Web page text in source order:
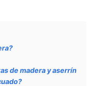
de madera y aserrín